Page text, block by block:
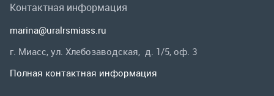
Заказать звонок